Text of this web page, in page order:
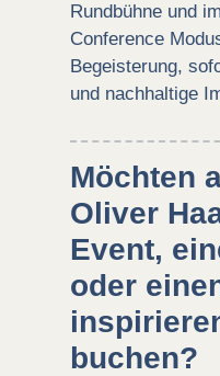
Rundbühne und
Conference
Begeisterung,
und nachhaltige
Möchten
Oliver
Event,
oder
buchen?